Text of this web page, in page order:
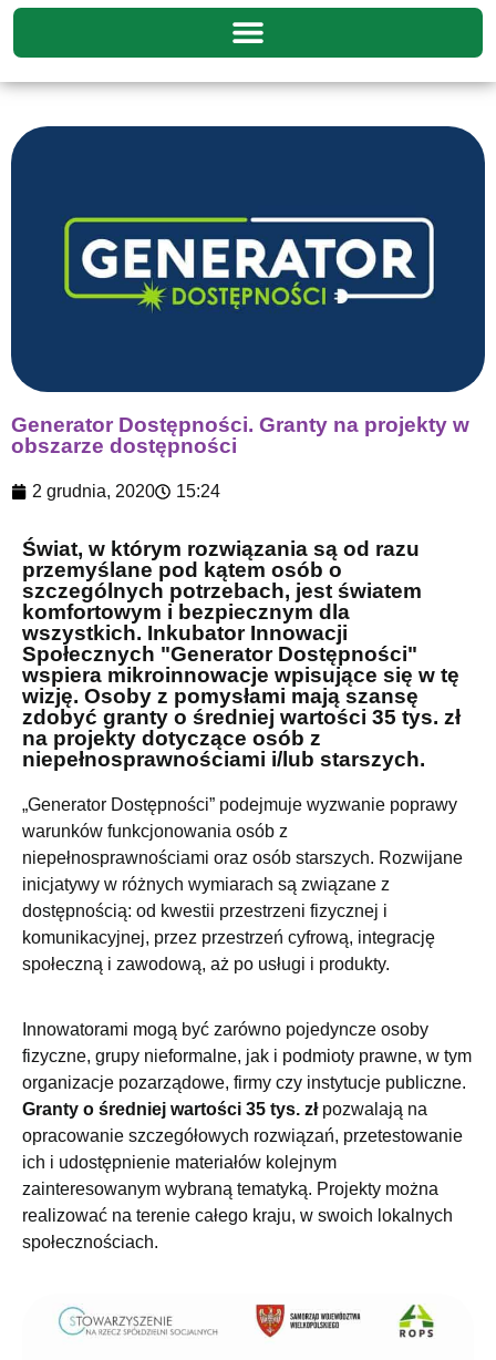
Generator Dostępności. Granty na projekty w
obszarze dostępności
2 grudnia, 2020 15:24
Świat, w którym rozwiązania są od razu
przemyślane pod kątem osób o
szczególnych potrzebach, jest światem
komfortowym i bezpiecznym dla
wszystkich. Inkubator Innowacji
Społecznych "Generator Dostępności"
wspiera mikroinnowacje wpisujące się w tę
wizję. Osoby z pomysłami mają szansę
zdobyć granty o średniej wartości 35 tys. zł
na projekty dotyczące osób z
niepełnosprawnościami i/lub starszych.
„Generator Dostępności” podejmuje wyzwanie poprawy
warunków funkcjonowania osób z
niepełnosprawnościami oraz osób starszych. Rozwijane
inicjatywy w różnych wymiarach są związane z
dostępnością: od kwestii przestrzeni fizycznej i
komunikacyjnej, przez przestrzeń cyfrową, integrację
społeczną i zawodową, aż po usługi i produkty.
Innowatorami mogą być zarówno pojedyncze osoby
fizyczne, grupy nieformalne, jak i podmioty prawne, w tym
organizacje pozarządowe, firmy czy instytucje publiczne.
Granty o średniej wartości 35 tys. złpozwalają na
opracowanie szczegółowych rozwiązań, przetestowanie
ich i udostępnienie materiałów kolejnym
zainteresowanym wybraną tematyką. Projekty można
realizować na terenie całego kraju, w swoich lokalnych
społecznościach.